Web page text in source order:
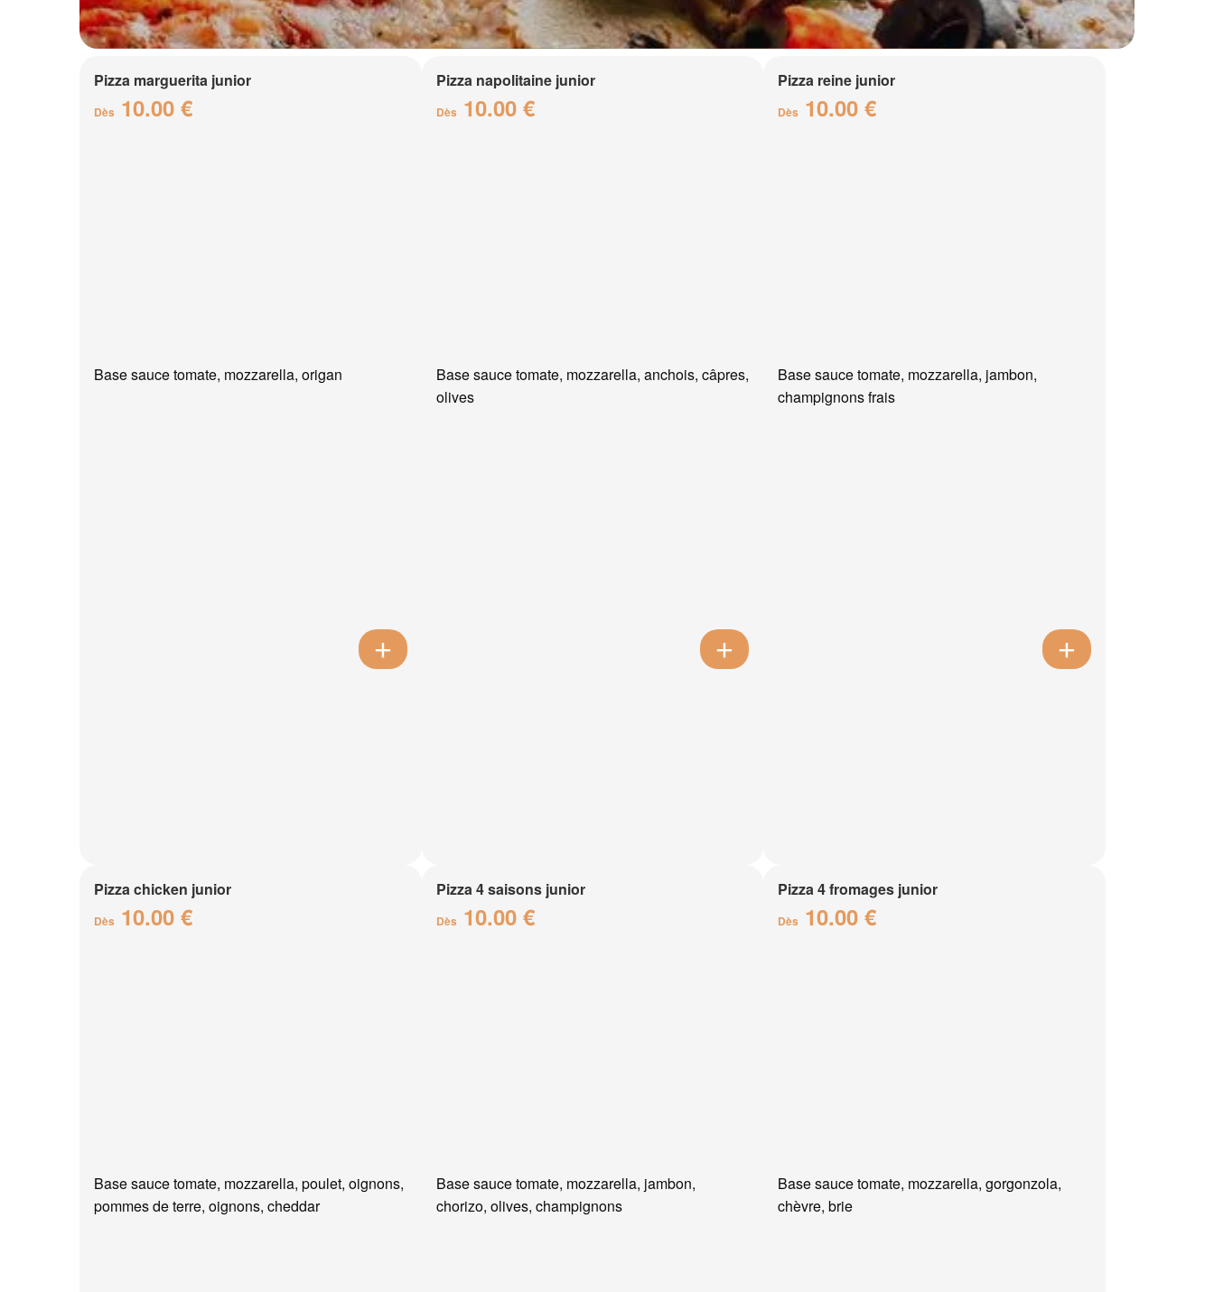
Pizza marguerita junior
Dès 10.00 €
Base sauce tomate, mozzarella, origan
Pizza napolitaine junior
Dès 10.00 €
Base sauce tomate, mozzarella, anchois, câpres,
olives
Pizza reine junior
Dès 10.00 €
Base sauce tomate, mozzarella, jambon,
champignons frais
Pizza chicken junior
Dès 10.00 €
Base sauce tomate, mozzarella, poulet, oignons,
pommes de terre, oignons, cheddar
Pizza 4 saisons junior
Dès 10.00 €
Base sauce tomate, mozzarella, jambon,
chorizo, olives, champignons
Pizza 4 fromages junior
Dès 10.00 €
Base sauce tomate, mozzarella, gorgonzola,
chèvre, brie